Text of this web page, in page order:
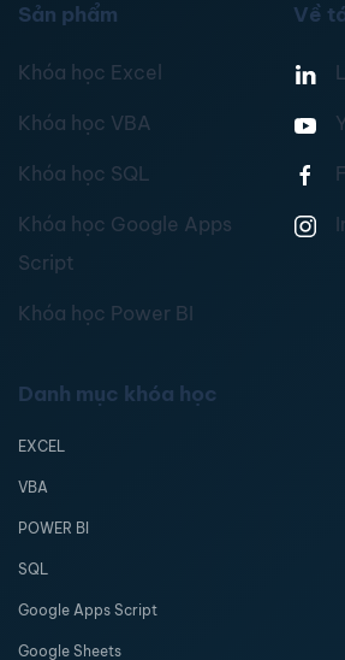
Sản phẩm
Khóa học Excel
Khóa học VBA
Khóa học SQL
Khóa học Google Apps
Script
Khóa học Power BI
Về
Danh mục khóa học
EXCEL
VBA
POWER BI
SQL
Google Apps Script
Google Sheets